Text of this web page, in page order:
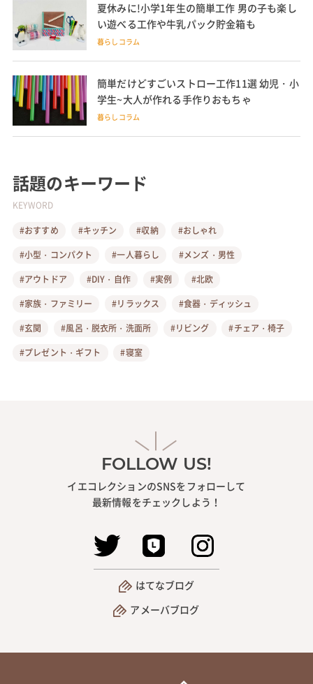
夏休みに!小学1年生の簡単工作 男の子も楽し
い遊べる工作や牛乳パック貯金箱も
暮らしコラム
簡単だけどすごいストロー工作11選 幼児・小
学生~大人が作れる手作りおもちゃ
暮らしコラム
話題のキーワード
KEYWORD
#おすすめ
#キッチン #収納
#おしゃれ
#小型・コンパクト
#一人暮らし
#メンズ・男性
#アウトドア
#DIY・自作 #実例
#北欧
#家族・ファミリー
#リラックス
#食器・ディッシュ
#玄関
#風呂・脱衣所・洗面所 #リビング
#チェア・椅子
#プレゼント・ギフト
#寝室
FOLLOW US!
イエコレクションのSNSをフォローして
最新情報をチェックしよう！
はてなブログ
アメーバブログ